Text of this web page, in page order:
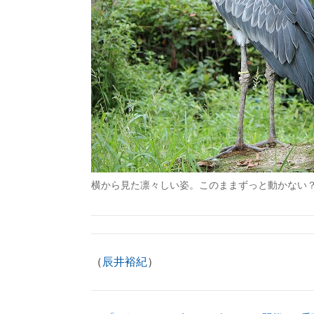
横から見た凛々しい姿。このままずっと動かない
（ 辰井裕紀）